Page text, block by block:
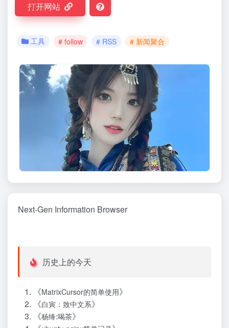
打开网站
工具 # follow # RSS # 新闻聚合
Next-Gen Information Browser
历史上的今天
《MatrixCursor的简单使用》
《白寅：致中文系》
《杨绛:喝茶》